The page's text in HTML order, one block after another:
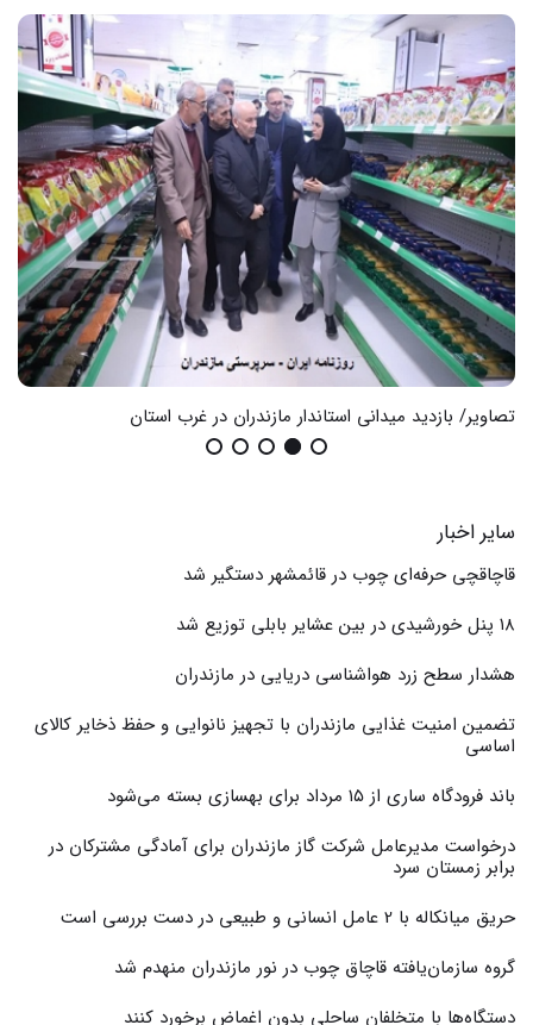
تصاویر/ بازدید میدانی استاندار مازندران در غرب استان
سایر اخبار
قاچاقچی حرفه‌ای چوب در قائمشهر دستگیر شد
۱۸ پنل خورشیدی در بین عشایر بابلی توزیع شد
هشدار سطح زرد هواشناسی دریایی در مازندران
تضمین امنیت غذایی مازندران با تجهیز نانوایی و حفظ ذخایر کالای
اساسی
باند فرودگاه ساری از ۱۵ مرداد برای بهسازی بسته می‌شود
درخواست مدیرعامل شرکت گاز مازندران برای آمادگی مشترکان در
برابر زمستان سرد
حریق میانکاله با 2 عامل انسانی و طبیعی در دست بررسی است
گروه سازمان‌یافته قاچاق چوب در نور مازندران منهدم شد
دستگاه‌ها با متخلفان ساحلی بدون اغماض برخورد کنند